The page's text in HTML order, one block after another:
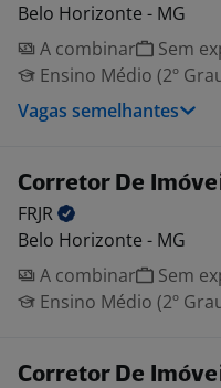
Belo Horizonte - MG
A combinar
Sem
Ensino Médio (2º
Vagas semelhantes
Corretor De
FRJR
Belo Horizonte - MG
A combinar
Sem
Ensino Médio (2º
Corretor De